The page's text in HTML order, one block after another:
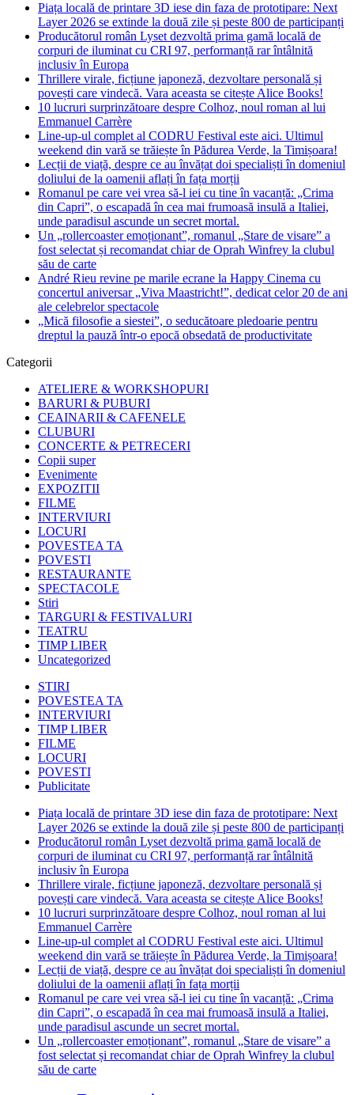
Piața locală de printare 3D iese din faza de prototipare: Next
Layer 2026 se extinde la două zile și peste 800 de participanți
Producătorul român Lyset dezvoltă prima gamă locală de
corpuri de iluminat cu CRI 97, performanță rar întâlnită
inclusiv în Europa
Thrillere virale, ficțiune japoneză, dezvoltare personală și
povești care vindecă. Vara aceasta se citește Alice Books!
10 lucruri surprinzătoare despre Colhoz, noul roman al lui
Emmanuel Carrère
Line-up-ul complet al CODRU Festival este aici. Ultimul
weekend din vară se trăiește în Pădurea Verde, la Timișoara!
Lecții de viață, despre ce au învățat doi specialiști în domeniul
doliului de la oamenii aflați în fața morții
Romanul pe care vei vrea să-l iei cu tine în vacanță: „Crima
din Capri”, o escapadă în cea mai frumoasă insulă a Italiei,
unde paradisul ascunde un secret mortal.
Un „rollercoaster emoționant”, romanul „Stare de visare” a
fost selectat și recomandat chiar de Oprah Winfrey la clubul
său de carte
André Rieu revine pe marile ecrane la Happy Cinema cu
concertul aniversar „Viva Maastricht!”, dedicat celor 20 de ani
ale celebrelor spectacole
„Mică filosofie a siestei”, o seducătoare pledoarie pentru
dreptul la pauză într-o epocă obsedată de productivitate
Categorii
ATELIERE & WORKSHOPURI
BARURI & PUBURI
CEAINARII & CAFENELE
CLUBURI
CONCERTE & PETRECERI
Copii super
Evenimente
EXPOZITII
FILME
INTERVIURI
LOCURI
POVESTEA TA
POVESTI
RESTAURANTE
SPECTACOLE
Stiri
TARGURI & FESTIVALURI
TEATRU
TIMP LIBER
Uncategorized
STIRI
POVESTEA TA
INTERVIURI
TIMP LIBER
FILME
LOCURI
POVESTI
Publicitate
Piața locală de printare 3D iese din faza de prototipare: Next
Layer 2026 se extinde la două zile și peste 800 de participanți
Producătorul român Lyset dezvoltă prima gamă locală de
corpuri de iluminat cu CRI 97, performanță rar întâlnită
inclusiv în Europa
Thrillere virale, ficțiune japoneză, dezvoltare personală și
povești care vindecă. Vara aceasta se citește Alice Books!
10 lucruri surprinzătoare despre Colhoz, noul roman al lui
Emmanuel Carrère
Line-up-ul complet al CODRU Festival este aici. Ultimul
weekend din vară se trăiește în Pădurea Verde, la Timișoara!
Lecții de viață, despre ce au învățat doi specialiști în domeniul
doliului de la oamenii aflați în fața morții
Romanul pe care vei vrea să-l iei cu tine în vacanță: „Crima
din Capri”, o escapadă în cea mai frumoasă insulă a Italiei,
unde paradisul ascunde un secret mortal.
Un „rollercoaster emoționant”, romanul „Stare de visare” a
fost selectat și recomandat chiar de Oprah Winfrey la clubul
său de carte